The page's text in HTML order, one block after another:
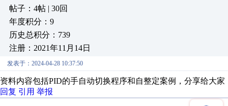
帖子：4帖 | 30回
年度积分：9
历史总积分：739
注册：2021年11月14日
发表于：2024-04-28 10:37:50
资料内容包括PID的手自动切换程序和自整定案例，分享给大家
回复 引用 举报